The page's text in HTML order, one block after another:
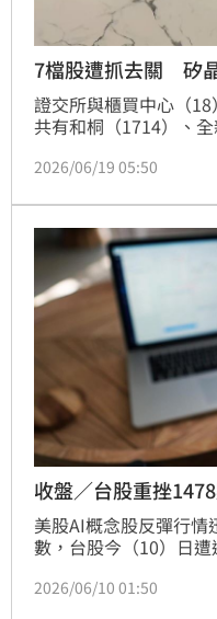
7檔股遭抓去關 矽
證交所與櫃買中心（
共有和桐（1714）、
及環球晶（6488）等7
自下周一（22日）起
盤交易，另有多檔改
升級，投資人進出場須
2026/06/19 05:50
收盤／台股重挫
美股AI概念股反彈行情
數，台股今（10）日
史上第６大跌點，成交
2026/06/10 01:50